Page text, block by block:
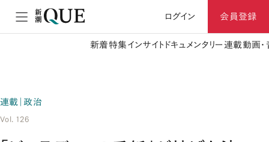
ログイン 会員登録
新着特集 インサイト ドキュメンタリー 連載動画
連載｜政治
Vol. 126